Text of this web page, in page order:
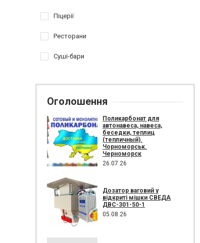
Піцерії
Ресторани
Суші-бари
Оголошення
Поликарбонат для
автонавеса, навеса,
беседки, теплиц
(тепличный).
Чорноморськ.
Черноморск
26.07.26
Дозатор ваговий у
відкриті мішки СВЕДА
ДВС-301-50-1
05.08.26